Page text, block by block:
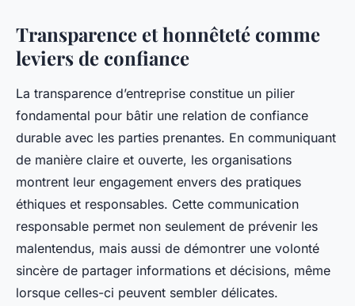
Transparence et honnêteté comme
leviers de confiance
La transparence d’entreprise constitue un pilier
fondamental pour bâtir une relation de confiance
durable avec les parties prenantes. En communiquant
de manière claire et ouverte, les organisations
montrent leur engagement envers des pratiques
éthiques et responsables. Cette communication
responsable permet non seulement de prévenir les
malentendus, mais aussi de démontrer une volonté
sincère de partager informations et décisions, même
lorsque celles-ci peuvent sembler délicates.